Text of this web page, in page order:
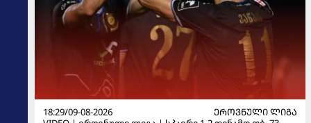
18:29/09-08-2026
ᲔᲠᲝᲕᲜᲣᲚᲘ ᲚᲘᲒᲐ